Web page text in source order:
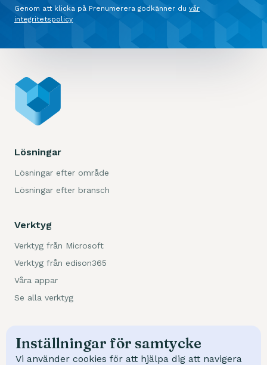
Genom att klicka på Prenumerera godkänner du vår
integritetspolicy
Lösningar
Lösningar efter område
Lösningar efter bransch
Verktyg
Verktyg från Microsoft
Verktyg från edison365
Våra appar
Se alla verktyg
Trafikverket
Inställningar för samtycke
Vi använder cookies för att hjälpa dig att navigera